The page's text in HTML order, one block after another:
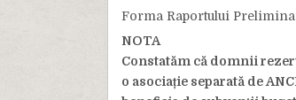
Forma Raportului
NOTA
Constatăm că domnii
o asociație separată de